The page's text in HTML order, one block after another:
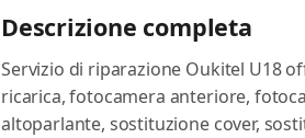
Descrizione completa
Servizio di riparazione Oukitel U18
ricarica, fotocamera anteriore,
altoparlante, sostituzione cover,